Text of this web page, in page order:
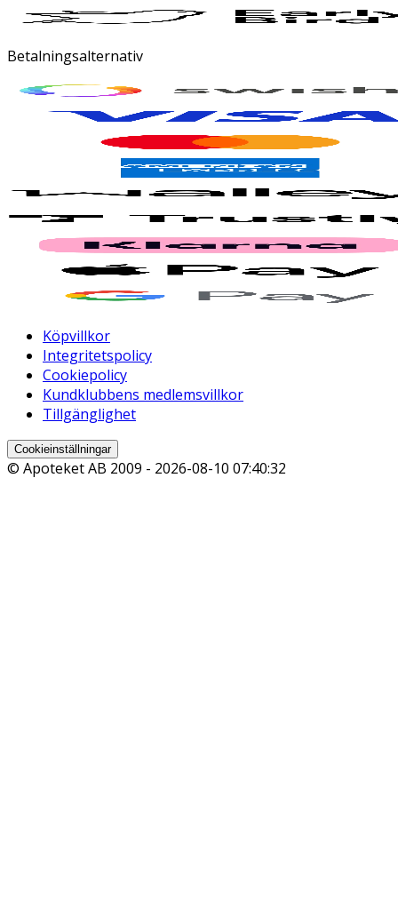
Betalningsalternativ
Köpvillkor
Integritetspolicy
Cookiepolicy
Kundklubbens medlemsvillkor
Tillgänglighet
Cookieinställningar
© Apoteket AB 2009 - 2026-08-10 07:40:32